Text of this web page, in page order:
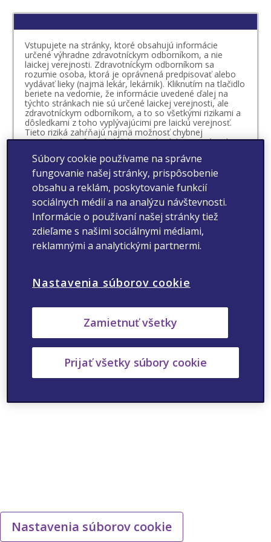
Vstupujete na stránky, ktoré obsahujú informácie
určené výhradne zdravotníckym odborníkom, a nie
laickej verejnosti. Zdravotníckym odborníkom sa
rozumie osoba, ktorá je oprávnená predpisovať alebo
vydávať lieky (najmä lekár, lekárnik). Kliknutím na tlačidlo
beriete na vedomie, že informácie uvedené ďalej na
týchto stránkach nie sú určené laickej verejnosti, ale
zdravotníckym odborníkom, a to so všetkými rizikami a
dôsledkami z toho vyplývajúcimi pre laickú verejnosť.
Tieto riziká zahŕňajú najmä možnosť chybnej
interpretácie informácií ďalej uvedených, nesprávneho
úsudku, čo sa týka vlastného zdravotného stavu či
možnosti vzniku mylnej preferencie vo vzťahu k
určitému lieku. Beriete na vedomie, že o vhodnosti
prípadnej liečby určitým liekom, ktorého výdaj je viazaný
na lekársky predpis, rozhoduje váš lekár v spolupráci s
vami. O vhodnosti liečby liekom, ktorého výdaj nie je
viazaný na lekársky predpis, by ste sa mali vždy poradiť
s vaším lekárom alebo lekárnikom.
Vyhlasujem, že som sa oboznámil/-a s definíciou
zdravotníckeho odborníka
Nastavenia súborov cookie
Súbory cookie používame na správne
fungovanie našej stránky, prispôsobenie
obsahu a reklám, poskytovanie funkcií
sociálnych médií a na analýzu návštevnosti.
Informácie o používaní našej stránky tiež
zdieľame s našimi sociálnymi médiami,
reklamnými a analytickými partnermi.
Nastavenia súborov cookie
Zamietnuť všetky
Prijať všetky súbory cookie